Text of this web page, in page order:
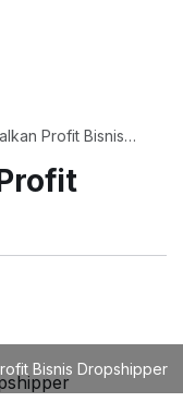
Profit Bisnis
Bisnis Dropshipper